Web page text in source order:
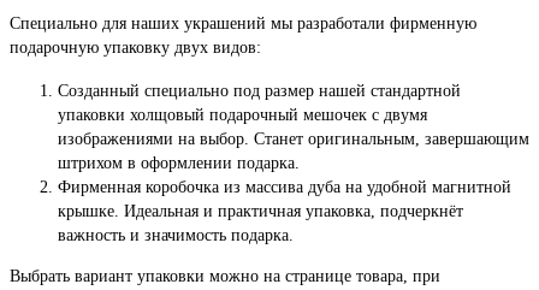
Специально для наших украшений мы разработали фирменную
подарочную упаковку двух видов:
Созданный специально под размер нашей стандартной
упаковки холщовый подарочный мешочек с двумя
изображениями на выбор. Станет оригинальным, завершающим
штрихом в оформлении подарка.
Фирменная коробочка из массива дуба на удобной магнитной
крышке. Идеальная и практичная упаковка, подчеркнёт
важность и значимость подарка.
Выбрать вариант упаковки можно на странице товара, при